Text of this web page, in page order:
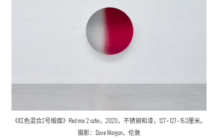
《红色混合2号缎面》Red mix 2 satin，2020，不锈钢和漆，127 × 127 × 15.3厘米。
摄影：Dave Morgan，伦敦